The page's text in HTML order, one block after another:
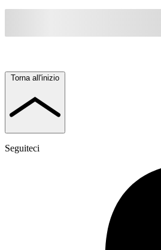
Torna all'inizio
Seguiteci